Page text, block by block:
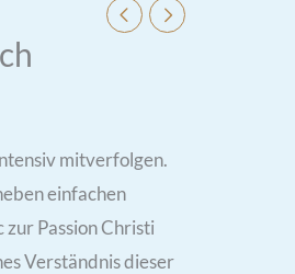
mitverfolgen.
einfachen
Passion Christi
Verständnis dieser